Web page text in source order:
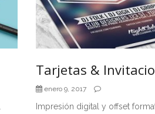
Tarjetas &
enero 9, 2017
Impresión digital y offset